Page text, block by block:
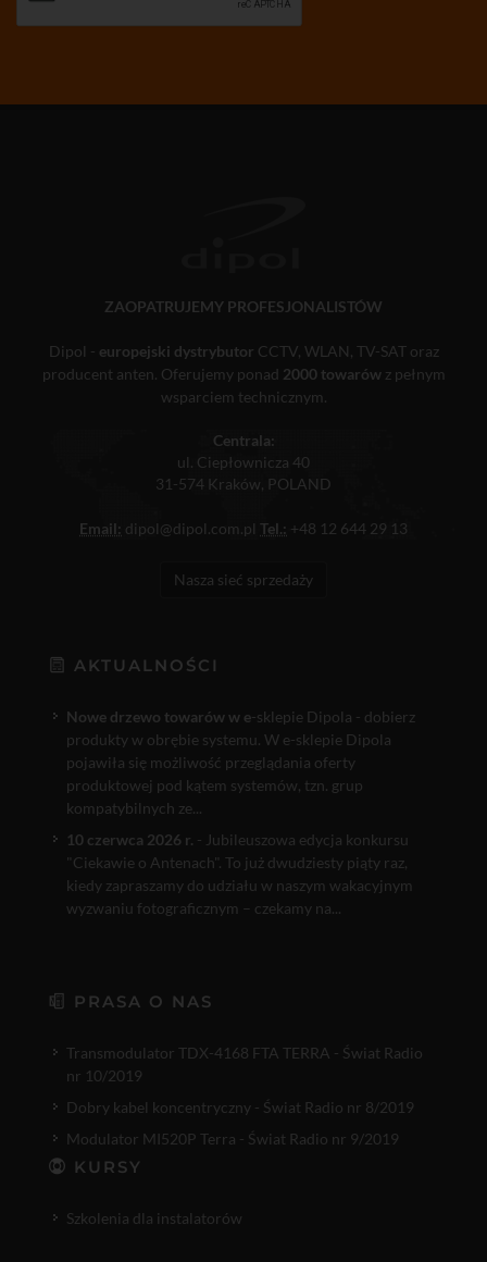
ZAOPATRUJEMY PROFESJONALISTÓW
Dipol - europejski dystrybutor CCTV, WLAN, TV-SAT oraz
producent anten. Oferujemy ponad 2000 towarówz pełnym
wsparciem technicznym.
Centrala:
ul. Ciepłownicza 40
31-574 Kraków, POLAND
Email: dipol@dipol.com.pl Tel.: +48 12 644 29 13
Nasza sieć sprzedaży
AKTUALNOŚCI
Nowe drzewo towarów w e-sklepie Dipola - dobierz
produkty w obrębie systemu. W e-sklepie Dipola
pojawiła się możliwość przeglądania oferty
produktowej pod kątem systemów, tzn. grup
kompatybilnych ze...
10 czerwca 2026 r. - Jubileuszowa edycja konkursu
"Ciekawie o Antenach". To już dwudziesty piąty raz,
kiedy zapraszamy do udziału w naszym wakacyjnym
wyzwaniu fotograficznym – czekamy na...
PRASA O NAS
Transmodulator TDX-4168 FTA TERRA - Świat Radio
nr 10/2019
Dobry kabel koncentryczny - Świat Radio nr 8/2019
Modulator MI520P Terra - Świat Radio nr 9/2019
KURSY
Szkolenia dla instalatorów